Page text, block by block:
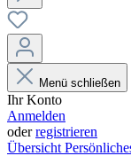
Menü schließen
Ihr Konto
Anmelden
oderregistrieren
Übersicht